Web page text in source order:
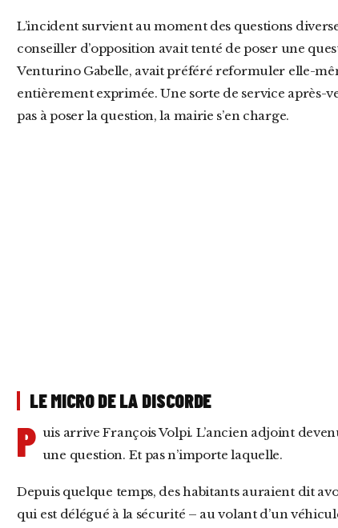
L’incident survient au moment des questions diverses. Quelques minutes plus tôt déjà, un
conseiller d’opposition avait tenté de poser une
Venturino Gabelle, avait préféré reformuler elle-
entièrement exprimée. Une sorte de service après-
pas à poser la question, la mairie s’en charge.
LE MICRO DE LA DISCORDE
P uis arrive François Volpi. L’ancien adjoint
une question. Et pas n’importe laquelle.
Depuis quelque temps, des habitants auraient dit avoir aperçu l’un de ses conseillers – celui
qui est délégué à la sécurité – au volant d’un